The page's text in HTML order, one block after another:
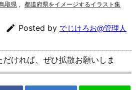
取県 , 都道府県をイメージするイラスト集
 Posted by でじけろお@管理人
ければ、ぜひ拡散お願いしま